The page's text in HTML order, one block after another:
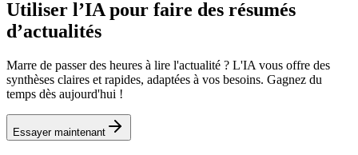
Utiliser l’IA pour faire des résumés
d’actualités
Marre de passer des heures à lire l'actualité ? L'IA vous offre des
synthèses claires et rapides, adaptées à vos besoins. Gagnez du
temps dès aujourd'hui !
Essayer maintenant